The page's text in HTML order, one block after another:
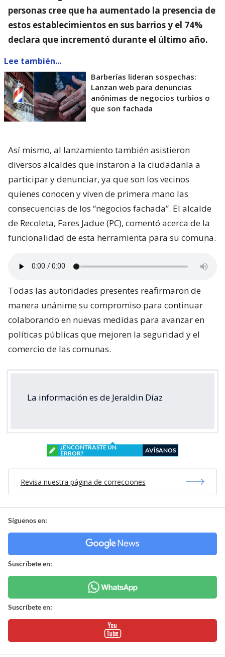
personas cree que ha aumentado la presencia de
estos establecimientos en sus barrios y el 74%
declara que incrementó durante el último año.
Lee también...
Barberías lideran sospechas:
Lanzan web para denuncias
anónimas de negocios turbios o
que son fachada
Así mismo, al lanzamiento también asistieron
diversos alcaldes que instaron a la ciudadanía a
participar y denunciar, ya que son los vecinos
quienes conocen y viven de primera mano las
consecuencias de los “negocios fachada”. El alcalde
de Recoleta, Fares Jadue (PC), comentó acerca de la
funcionalidad de esta herramienta para su comuna.
Todas las autoridades presentes reafirmaron de
manera unánime su compromiso para continuar
colaborando en nuevas medidas para avanzar en
políticas públicas que mejoren la seguridad y el
comercio de las comunas.
La información es de Jeraldin Díaz
¿ENCONTRASTE UN
ERROR?
AVÍSANOS
Revisa nuestra página de correcciones
Síguenos en:
Suscríbete en:
Suscríbete en: